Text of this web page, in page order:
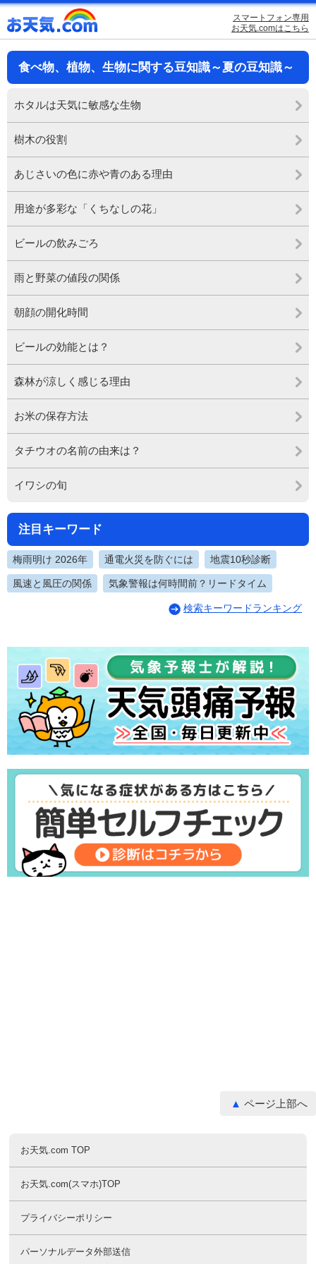
スマートフォン専用
お天気.comはこちら
食べ物、植物、生物に関する豆知識～夏の豆知識～
ホタルは天気に敏感な生物
樹木の役割
あじさいの色に赤や青のある理由
用途が多彩な「くちなしの花」
ビールの飲みごろ
雨と野菜の値段の関係
朝顔の開化時間
ビールの効能とは？
森林が涼しく感じる理由
お米の保存方法
タチウオの名前の由来は？
イワシの旬
注目キーワード
梅雨明け 2026年 通電火災を防ぐには 地震10秒診断
風速と風圧の関係 気象警報は何時間前？リードタイム
検索キーワードランキング
ページ上部へ
お天気.com TOP
お天気.com(スマホ)TOP
プライバシーポリシー
パーソナルデータ外部送信